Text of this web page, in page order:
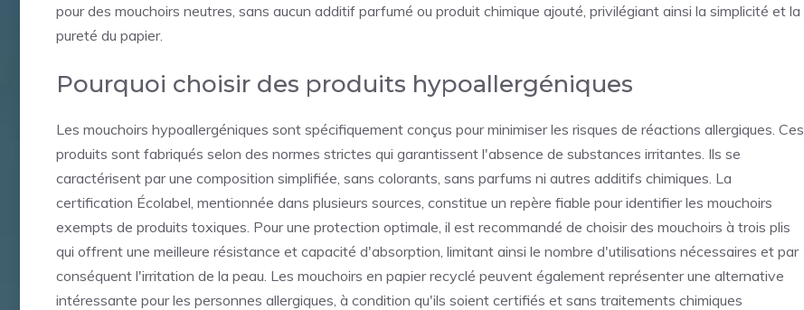
pour des mouchoirs neutres, sans aucun additif parfumé ou produit chimique ajouté, privilégiant ainsi la simplicité et la
pureté du papier.
Pourquoi choisir des produits hypoallergéniques
Les mouchoirs hypoallergéniques sont spécifiquement conçus pour minimiser les risques de réactions allergiques. Ces
produits sont fabriqués selon des normes strictes qui garantissent l'absence de substances irritantes. Ils se
caractérisent par une composition simplifiée, sans colorants, sans parfums ni autres additifs chimiques. La
certification Écolabel, mentionnée dans plusieurs sources, constitue un repère fiable pour identifier les mouchoirs
exempts de produits toxiques. Pour une protection optimale, il est recommandé de choisir des mouchoirs à trois plis
qui offrent une meilleure résistance et capacité d'absorption, limitant ainsi le nombre d'utilisations nécessaires et par
conséquent l'irritation de la peau. Les mouchoirs en papier recyclé peuvent également représenter une alternative
intéressante pour les personnes allergiques, à condition qu'ils soient certifiés et sans traitements chimiques